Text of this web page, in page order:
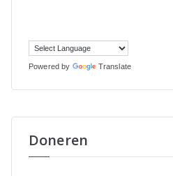
Powered by Translate
Doneren